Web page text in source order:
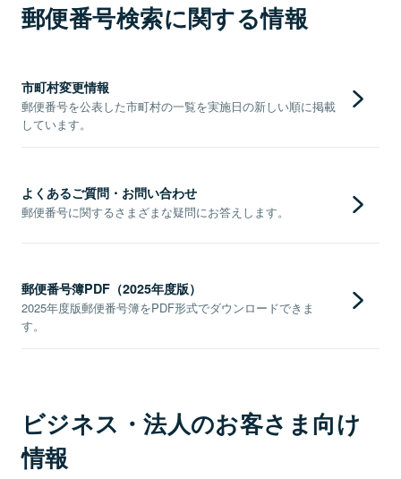
郵便番号検索に関する情報
市町村変更情報
郵便番号を公表した市町村の一覧を実施日の新しい順に掲載
しています。
よくあるご質問・お問い合わせ
郵便番号に関するさまざまな疑問にお答えします。
郵便番号簿PDF（2025年度版）
2025年度版郵便番号簿をPDF形式でダウンロードできま
す。
ビジネス・法人のお客さま向け
情報